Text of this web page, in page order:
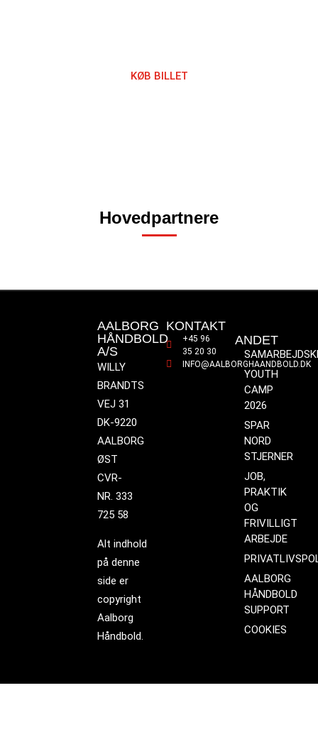
KØB BILLET
Hovedpartnere
AALBORG
HÅNDBOLD
A/S
WILLY
BRANDTS
VEJ 31
DK-9220
AALBORG
ØST
CVR-
NR. 333
725 58
Alt indhold
på denne
side er
copyright
Aalborg
Håndbold.
KONTAKT
+45 96
35 20 30
INFO@AALBORGHAANDBOLD.DK
ANDET
YOUTH
CAMP
2026
SPAR
NORD
STJERNER
JOB,
PRAKTIK
OG
FRIVILLIGT
ARBEJDE
AALBORG
HÅNDBOLD
SUPPORT
COOKIES